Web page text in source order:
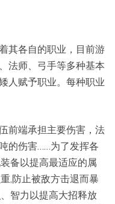
其各自的职业，目前游
法师、弓手等多种基本
人赋予职业。每种职业
前端承担主要伤害，法
的伤害……为了发挥各
备以提高最适应的属
,防止被敌方击退而暴
智力以提高大招释放